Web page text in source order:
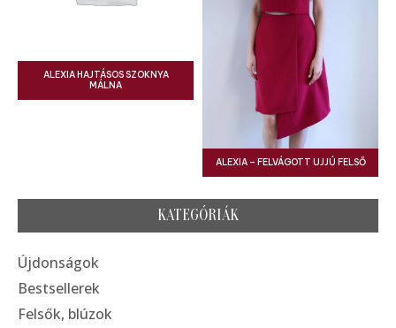
ALEXIA HAJTÁSOS SZOKNYA
MÁLNA
ALEXIA – FELVÁGOTT UJJÚ FELSŐ
KATEGÓRIÁK
Újdonságok
Bestsellerek
Felsők, blúzok